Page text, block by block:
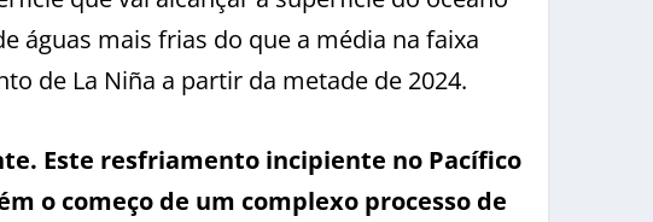
águas mais frias do que a média na faixa
de La Niña a partir da metade de 2024.
Este resfriamento incipiente no Pacífico
o começo de um complexo processo de